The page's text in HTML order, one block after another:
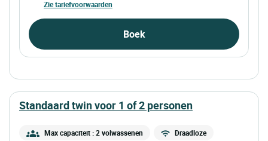
Zie tariefvoorwaarden
Boek
standaard twin voor 1 of 2 personen
Max capaciteit : 2 volwassenen Draadloze